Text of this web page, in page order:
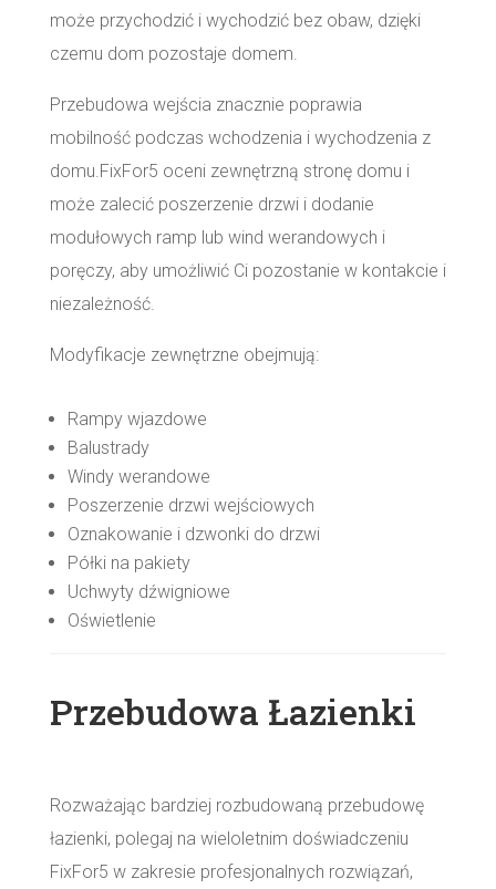
może przychodzić i wychodzić bez obaw, dzięki
czemu dom pozostaje domem.
Przebudowa wejścia znacznie poprawia
mobilność podczas wchodzenia i wychodzenia z
domu.FixFor5 oceni zewnętrzną stronę domu i
może zalecić poszerzenie drzwi i dodanie
modułowych ramp lub wind werandowych i
poręczy, aby umożliwić Ci pozostanie w kontakcie i
niezależność.
Modyfikacje zewnętrzne obejmują:
Rampy wjazdowe
Balustrady
Windy werandowe
Poszerzenie drzwi wejściowych
Oznakowanie i dzwonki do drzwi
Półki na pakiety
Uchwyty dźwigniowe
Oświetlenie
Przebudowa Łazienki
Rozważając bardziej rozbudowaną przebudowę
łazienki, polegaj na wieloletnim doświadczeniu
FixFor5 w zakresie profesjonalnych rozwiązań,